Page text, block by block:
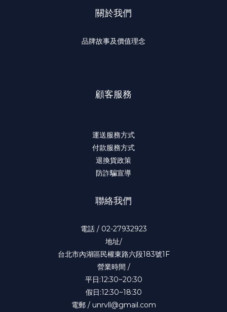
關於我們
品牌故事及價值理念
顧客服務
運送服務方式
付款服務方式
退換貨政策
防詐騙宣導
聯絡我們
電話 / 02-27932923
地址/
台北市內湖區民權東路六段183號1F
營業時間 /
平日:12:30~20:30
假日:12:30~18:30
電郵 / unrvll@gmail.com